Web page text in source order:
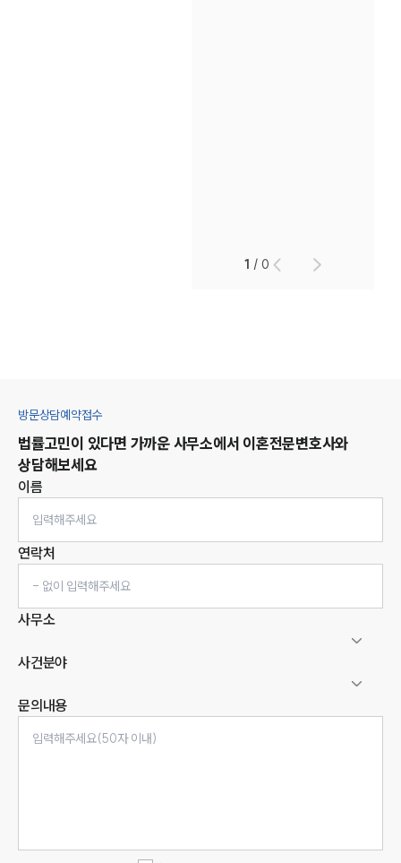
1 /0
방문상담예약접수
법률고민이 있다면 가까운 사무소에서 이혼전문변호사와
상담해보세요
이름
연락처
사무소
사건분야
문의내용